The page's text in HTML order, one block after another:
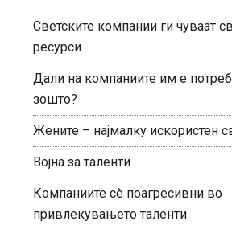
Светските компании ги чуваат
ресурси
Дали на компаниите им е
зошто?
Жените – најмалку искористен
Војна за таленти
Компаниите сè поагресивни во
привлекувањето таленти